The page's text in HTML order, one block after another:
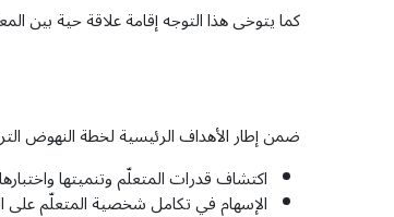
كما يتوخى هذا التوجه إقامة علاقة حية بين
ضمن إطار الأهداف الرئيسية لخطة النهوض التربوي وخاصة ما جاء تحت رقم 4 "غايات المناهج
اكتشاف قدرات المتعلّم وتنميتها
الإسهام في تكامل شخصية المتعلّم على